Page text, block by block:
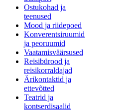
Ostukohad ja
teenused
Mood ja riidepoed
Konverentsiruumid
ja peoruumid
Vaatamisväärsused
Reisibürood ja
reisikorraldajad
Ärikontaktid ja
ettevõtted
Teatrid ja
kontserdisaalid